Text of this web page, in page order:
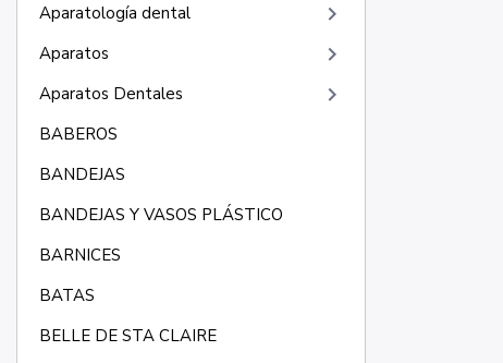
Aparatología dental keyboard_arrow_right
Aparatos keyboard_arrow_right
Aparatos Dentales keyboard_arrow_right
BABEROS
BANDEJAS
BANDEJAS Y VASOS PLÁSTICO
BARNICES
BATAS
BELLE DE STA CLAIRE